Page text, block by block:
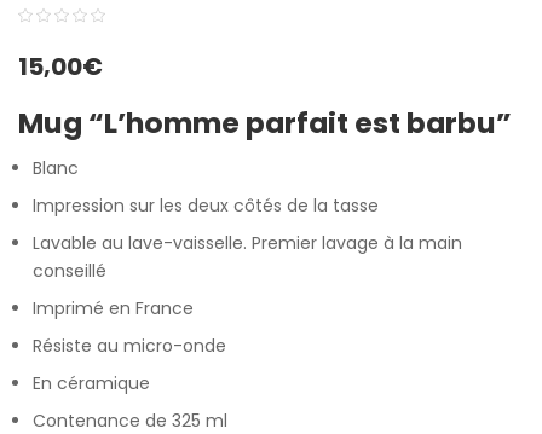
out
based
on
ratings
15,00€
Mug “L’homme parfait est barbu”
Blanc
Impression sur les deux côtés de la tasse
Lavable au lave-vaisselle. Premier lavage à la main
conseillé
Imprimé en France
Résiste au micro-onde
En céramique
Contenance de 325 ml